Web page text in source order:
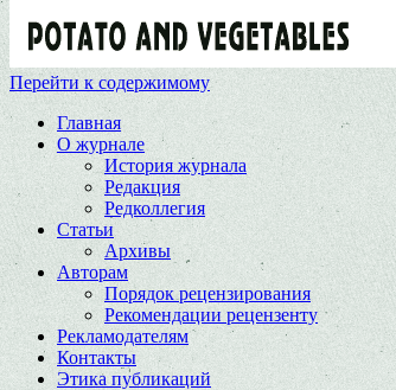
Перейти к содержимому
Главная
О журнале
История журнала
Редакция
Редколлегия
Статьи
Архивы
Авторам
Порядок рецензирования
Рекомендации рецензенту
Рекламодателям
Контакты
Этика публикаций